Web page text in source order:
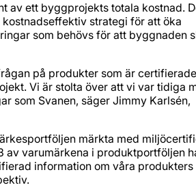
av ett byggprojekts totala kostnad.
strategi för att öka
som behövs för att byggnaden
på produkter som är
Vi är stolta över att vi var tidiga
som Svanen, säger Jimmy Karlsén,
märkta med
av varumärkena i produktportföljen
information om våra produkters